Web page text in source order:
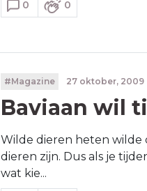
0 0
#Magazine 27 oktober, 2009
Baviaan wil
Wilde dieren heten wilde
dieren zijn. Dus als je
wat kie...